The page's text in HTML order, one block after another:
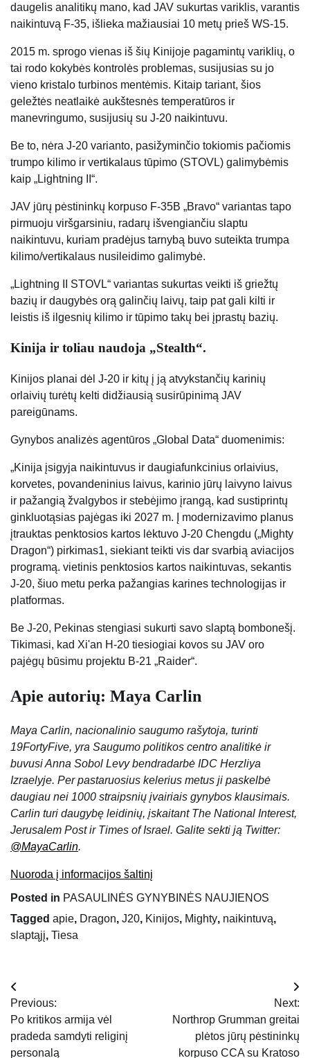
daugelis analitikų mano, kad JAV sukurtas variklis, varantis
naikintuvą F-35, išlieka mažiausiai 10 metų prieš WS-15.
2015 m. sprogo vienas iš šių Kinijoje pagamintų variklių, o
tai rodo kokybės kontrolės problemas, susijusias su jo
vieno kristalo turbinos mentėmis. Kitaip tariant, šios
geležtės neatlaikė aukštesnės temperatūros ir
manevringumo, susijusių su J-20 naikintuvu.
Be to, nėra J-20 varianto, pasižyminčio tokiomis pačiomis
trumpo kilimo ir vertikalaus tūpimo (STOVL) galimybėmis
kaip „Lightning II“.
JAV jūrų pėstininkų korpuso F-35B „Bravo“ variantas tapo
pirmuoju viršgarsiniu, radarų išvengiančiu slaptu
naikintuvu, kuriam pradėjus tarnybą buvo suteikta trumpa
kilimo/vertikalaus nusileidimo galimybė.
„Lightning II STOVL“ variantas sukurtas veikti iš griežtų
bazių ir daugybės orą galinčių laivų, taip pat gali kilti ir
leistis iš ilgesnių kilimo ir tūpimo takų bei įprastų bazių.
Kinija ir toliau naudoja „Stealth“.
Kinijos planai dėl J-20 ir kitų į ją atvykstančių karinių
orlaivių turėtų kelti didžiausią susirūpinimą JAV
pareigūnams.
Gynybos analizės agentūros „Global Data“ duomenimis:
„Kinija įsigyja naikintuvus ir daugiafunkcinius orlaivius,
korvetes, povandeninius laivus, karinio jūrų laivyno laivus
ir pažangią žvalgybos ir stebėjimo įrangą, kad sustiprintų
ginkluotąsias pajėgas iki 2027 m. Į modernizavimo planus
įtrauktas penktosios kartos lėktuvo J-20 Chengdu („Mighty
Dragon“) pirkimas1, siekiant teikti vis dar svarbią aviacijos
programą. vietinis penktosios kartos naikintuvas, sekantis
J-20, šiuo metu perka pažangias karines technologijas ir
platformas.
Be J-20, Pekinas stengiasi sukurti savo slaptą bombonešį.
Tikimasi, kad Xi'an H-20 tiesiogiai kovos su JAV oro
pajėgų būsimu projektu B-21 „Raider“.
Apie autorių: Maya Carlin
Maya Carlin, nacionalinio saugumo rašytoja, turinti
19FortyFive, yra Saugumo politikos centro analitikė ir
buvusi Anna Sobol Levy bendradarbė IDC Herzliya
Izraelyje. Per pastaruosius kelerius metus ji paskelbė
daugiau nei 1000 straipsnių įvairiais gynybos klausimais.
Carlin turi daugybę leidinių, įskaitant The National Interest,
Jerusalem Post ir Times of Israel. Galite sekti ją Twitter:
@MayaCarlin.
Nuoroda į informacijos šaltinį
Posted in PASAULINĖS GYNYBINĖS NAUJIENOS
Tagged apie, Dragon, J20, Kinijos, Mighty, naikintuvą,
slaptąjį, Tiesa
Navigacija
tarp
įrašų
Previous:
Po kritikos armija vėl
pradeda samdyti religinį
personalą
Next:
Northrop Grumman greitai
plėtos jūrų pėstininkų
korpuso CCA su Kratoso